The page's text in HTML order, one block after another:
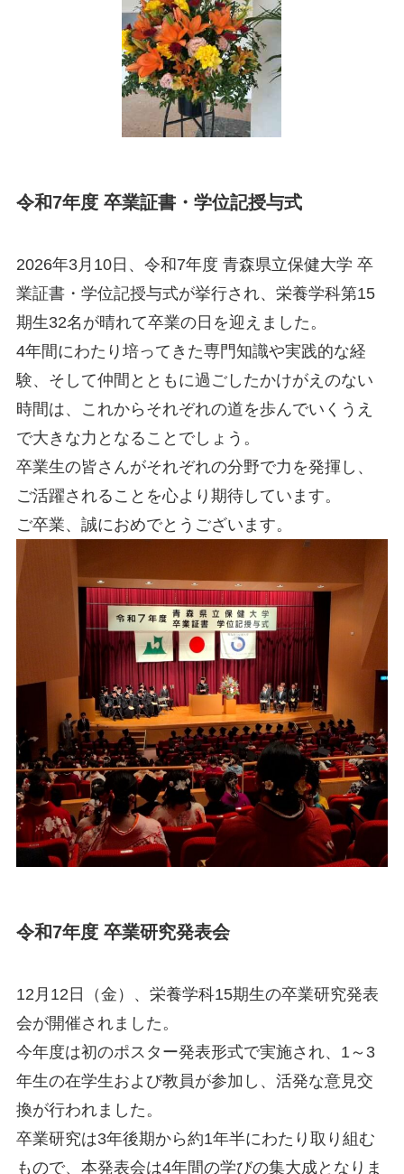
令和7年度 卒業証書・学位記授与式
2026年3月10日、令和7年度 青森県立保健大学 卒
業証書・学位記授与式が挙行され、栄養学科第15
期生32名が晴れて卒業の日を迎えました。
4年間にわたり培ってきた専門知識や実践的な経
験、そして仲間とともに過ごしたかけがえのない
時間は、これからそれぞれの道を歩んでいくうえ
で大きな力となることでしょう。
卒業生の皆さんがそれぞれの分野で力を発揮し、
ご活躍されることを心より期待しています。
ご卒業、誠におめでとうございます。
令和7年度 卒業研究発表会
12月12日（金）、栄養学科15期生の卒業研究発表
会が開催されました。
今年度は初のポスター発表形式で実施され、1～3
年生の在学生および教員が参加し、活発な意見交
換が行われました。
卒業研究は3年後期から約1年半にわたり取り組む
もので、本発表会は4年間の学びの集大成となりま